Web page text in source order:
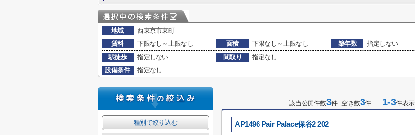
地域
西東京市東町
賃料
下限なし～上限なし 面積 下限なし～上限なし 築年数
指定しない
駅徒歩
指定しない 間取り
指定なし
設備条件
指定なし
該当公開件数3件 空き数3件 1-3件表示
AP1496 Pair Palace保谷2 202
種別で絞り込む